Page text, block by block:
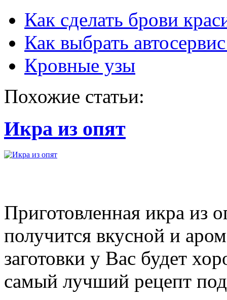
Как сделать брови
Как выбрать
Кровные узы
Похожие статьи:
Икра из опят
Приготовленная икра из
получится вкусной и
заготовки у Вас будет
самый лучший рецепт